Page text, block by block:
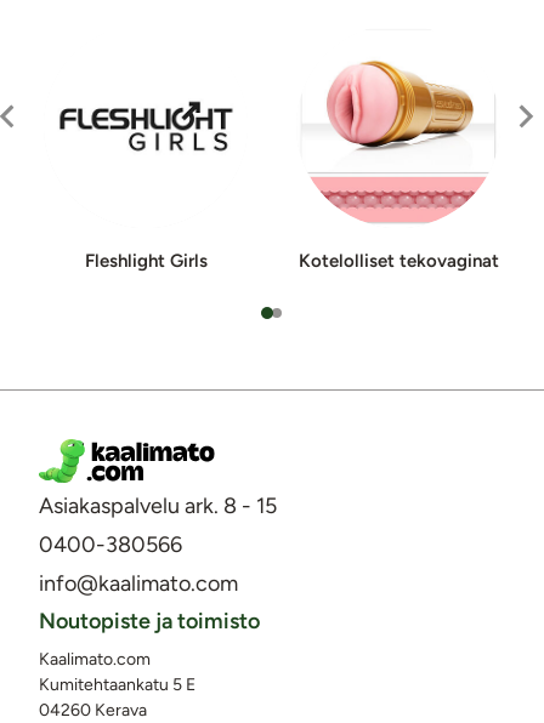
Fleshlight Girls Ko­te­lol­liset te­ko­va­gi­nat
Asiakaspalvelu ark. 8 - 15
0400-380566
info@kaalimato.com
Noutopiste ja toimisto
Kaalimato.com
Kumitehtaankatu 5 E
04260 Kerava